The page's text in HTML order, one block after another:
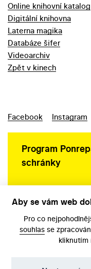
Online knihovní katalog
Digitální knihovna
Laterna magika
Databáze šifer
Videoarchiv
Zpět v kinech
Facebook Instagram
Program
schránky
Aby se vám web
Pro co
souhlas se
kliknutím